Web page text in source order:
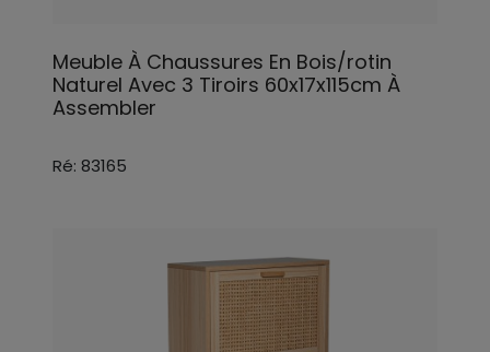
Meuble À Chaussures En Bois/rotin
Naturel Avec 3 Tiroirs 60x17x115cm À
Assembler
Ré: 83165